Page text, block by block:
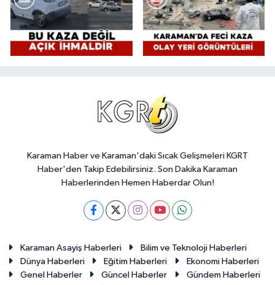
Karaman Haber ve Karaman'daki Sıcak Gelişmeleri KGRT
Haber'den Takip Edebilirsiniz. Son Dakika Karaman
Haberlerinden Hemen Haberdar Olun!
Karaman Asayiş Haberleri
Bilim ve Teknoloji Haberleri
Dünya Haberleri
Eğitim Haberleri
Ekonomi Haberleri
Genel Haberler
Güncel Haberler
Gündem Haberleri